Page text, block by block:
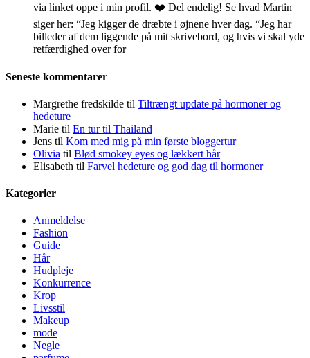
via linket oppe i min profil. ❤️ Del endelig! Se hvad Martin
siger her: “Jeg kigger de dræbte i øjnene hver dag. “Jeg har
billeder af dem liggende på mit skrivebord, og hvis vi skal yde
retfærdighed over for
Seneste kommentarer
Margrethe fredskilde til Tiltrængt update på hormoner og
hedeture
Marie til En tur til Thailand
Jens til Kom med mig på min første bloggertur
Olivia til Blød smokey eyes og lækkert hår
Elisabeth til Farvel hedeture og god dag til hormoner
Kategorier
Anmeldelse
Fashion
Guide
Hår
Hudpleje
Konkurrence
Krop
Livsstil
Makeup
mode
Negle